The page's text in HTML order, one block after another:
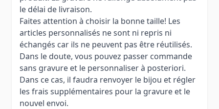
le délai de livraison.
Faites attention à choisir la bonne taille! Les
articles personnalisés ne sont ni repris ni
échangés car ils ne peuvent pas être réutilisés.
Dans le doute, vous pouvez passer commande
sans gravure et le personnaliser à posteriori.
Dans ce cas, il faudra renvoyer le bijou et régler
les frais supplémentaires pour la gravure et le
nouvel envoi.